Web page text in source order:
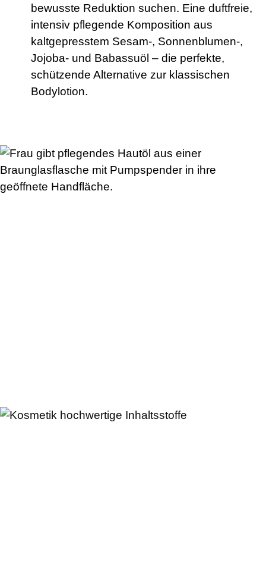
bewusste Reduktion suchen. Eine duftfreie,
intensiv pflegende Komposition aus
kaltgepresstem Sesam-, Sonnenblumen-,
Jojoba- und Babassuöl – die perfekte,
schützende Alternative zur klassischen
Bodylotion.